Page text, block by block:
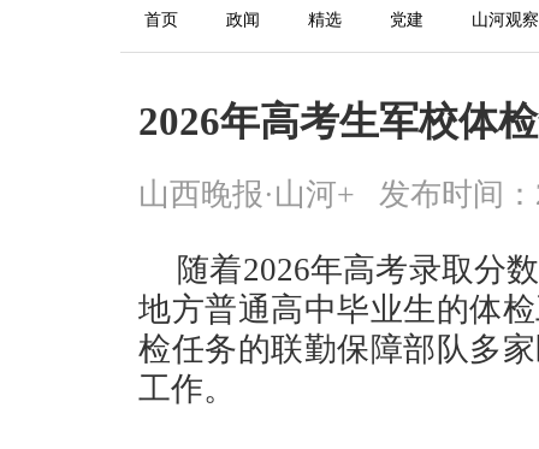
首页 政闻 精选 党建 山河观察
2026年高考生军校体
山西晚报·山河+ 发布时间：
随着2026年高考录取分
地方普通高中毕业生的体
检任务的联勤保障部队多
工作。